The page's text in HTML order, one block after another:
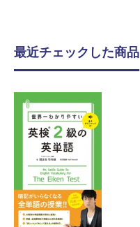
最近チェックした商品